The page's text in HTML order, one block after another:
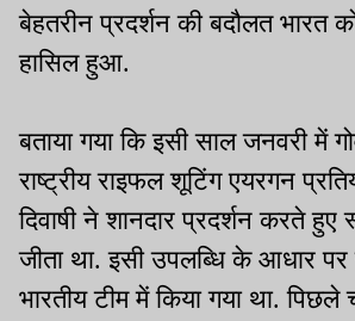
बेहतरीन प्रदर्शन की बदौलत भारत
हासिल हुआ.
बताया गया कि इसी साल जनवरी में
राष्ट्रीय राइफल शूटिंग एयरगन
दिवाषी ने शानदार प्रदर्शन करते हुए
जीता था. इसी उपलब्धि के आधार
भारतीय टीम में किया गया था. पिछले